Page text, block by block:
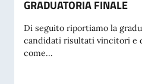
GRADUATORIA FINALE
Di seguito riportiamo la
candidati risultati vincitori e
come...